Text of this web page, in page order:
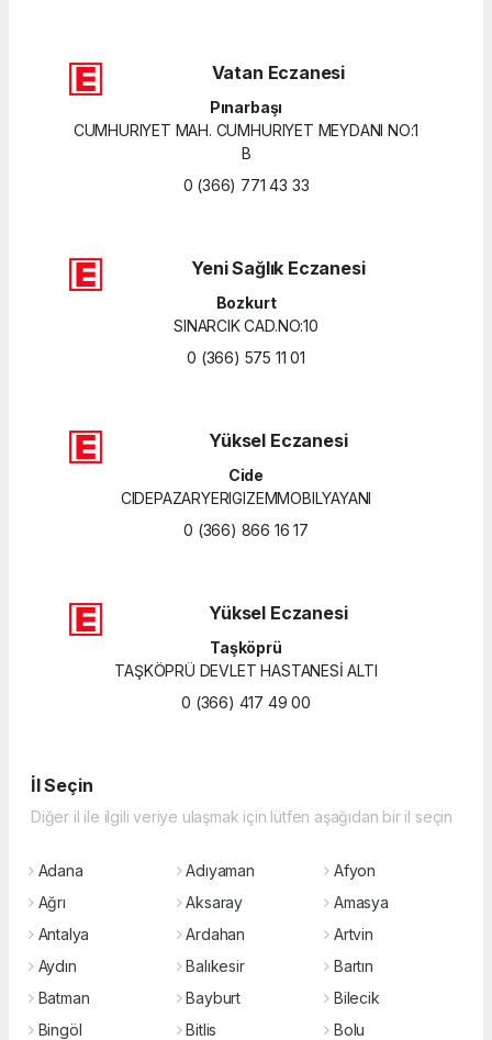
Vatan Eczanesi
Pınarbaşı
CUMHURIYET MAH. CUMHURIYET MEYDANI NO:1
B
0 (366) 771 43 33
Yeni Sağlık Eczanesi
Bozkurt
SINARCIK CAD.NO:10
0 (366) 575 11 01
Yüksel Eczanesi
Cide
CIDEPAZARYERIGIZEMMOBILYAYANI
0 (366) 866 16 17
Yüksel Eczanesi
Taşköprü
TAŞKÖPRÜ DEVLET HASTANESİ ALTI
0 (366) 417 49 00
İl Seçin
Diğer il ile ilgili veriye ulaşmak için lütfen aşağıdan bir il seçin
Adana Adıyaman
Afyon
Ağrı
Aksaray
Amasya
Antalya
Ardahan
Artvin
Aydın
Balıkesir
Bartın
Batman
Bayburt
Bilecik
Bingöl
Bitlis
Bolu